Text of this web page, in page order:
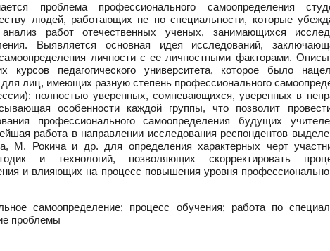
проблема профессионального самоопределения
людей, работающих не по специальности, которые
работ отечественных ученых, занимающихся
Выявляется основная идея исследований,
личности с ее личностными факторами.
курсов педагогического университета, которое было
лиц, имеющих разную степень профессионального
полностью уверенных, сомневающихся, уверенных в
особенности каждой группы, что позволит
профессионального самоопределения будущих
работа в направлении исследования респондентов
М. Рокича и др. для определения характерных черт
и технологий, позволяющих скорректировать
и влияющих на процесс повышения уровня
самоопределение; процесс обучения; работа по
проблемы